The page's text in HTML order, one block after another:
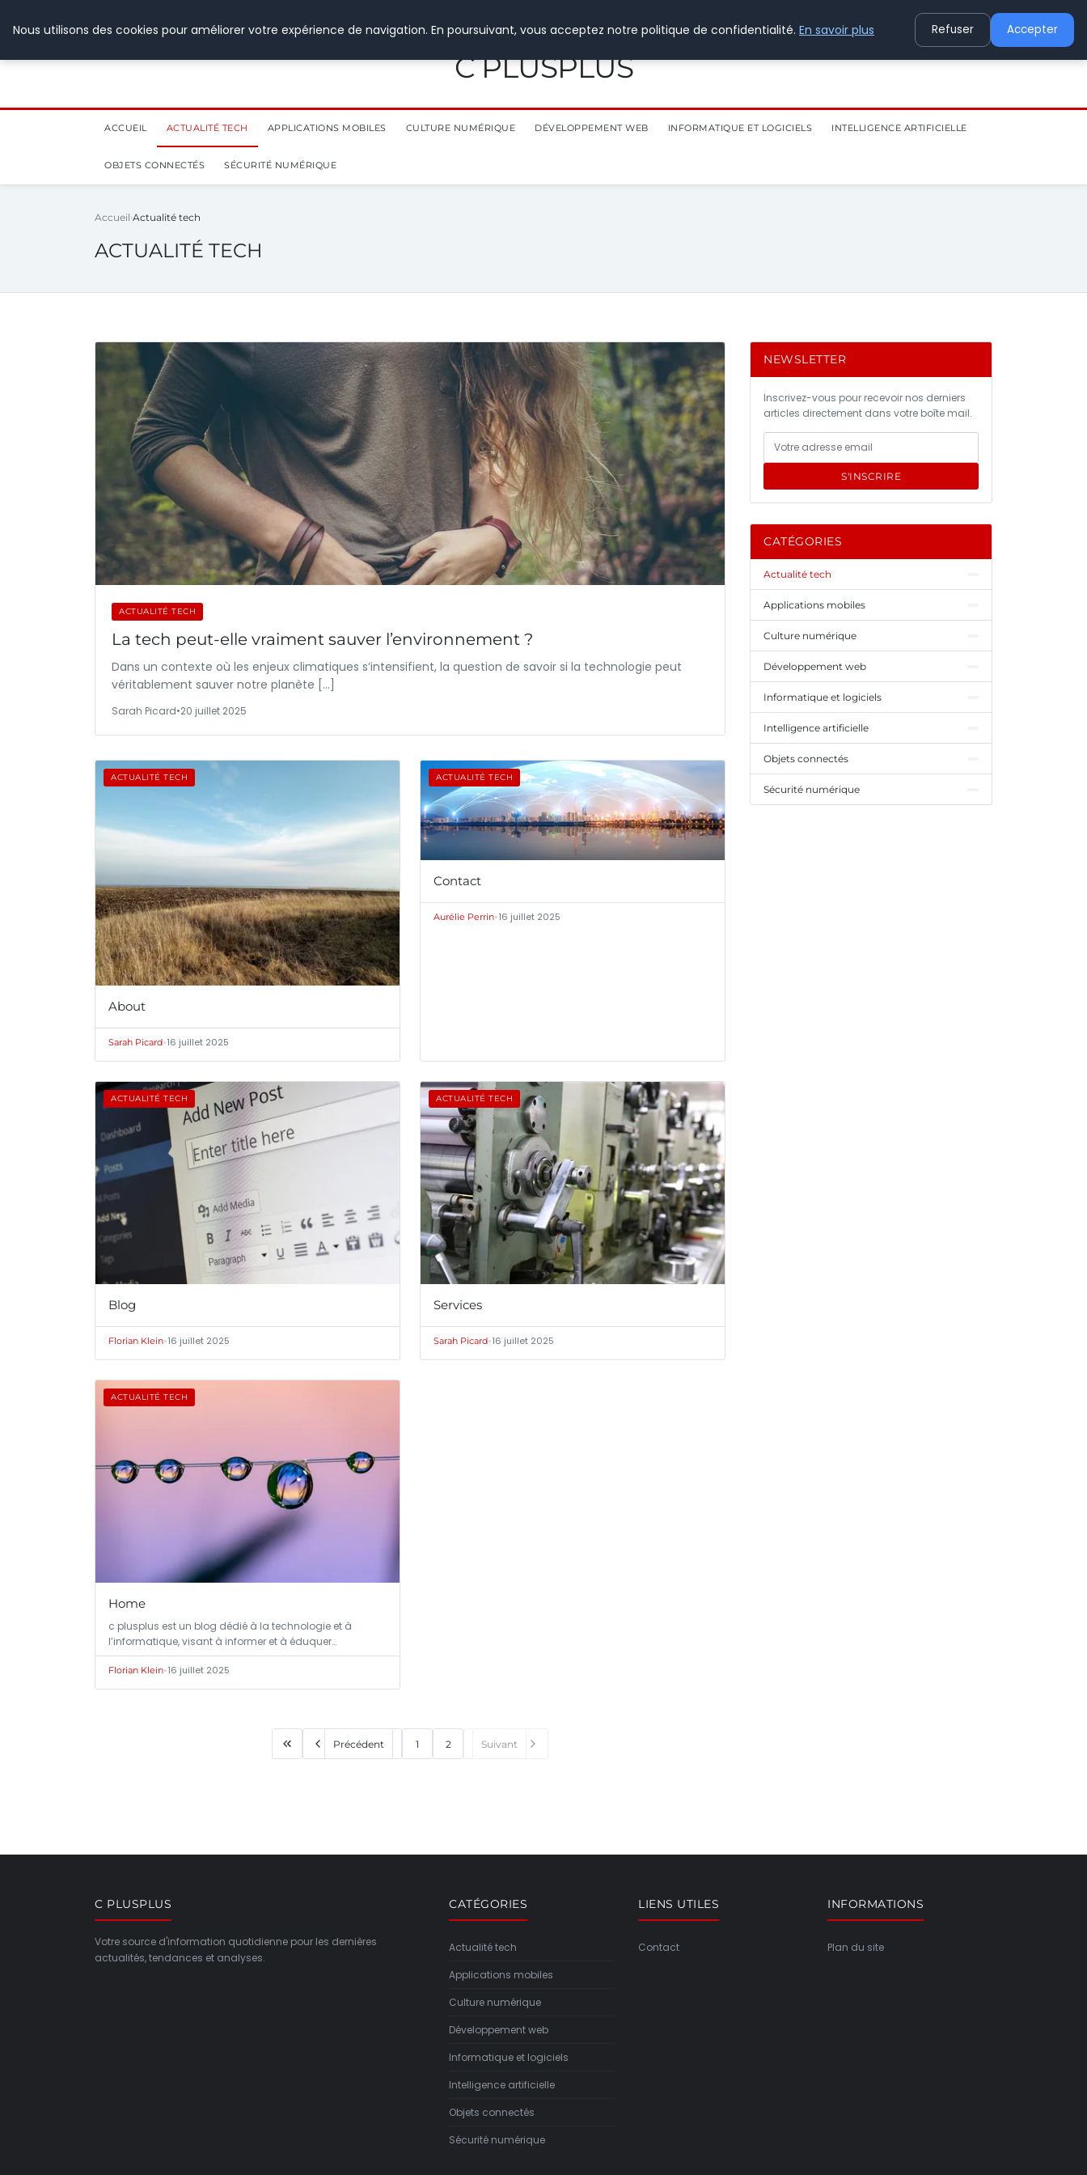
C PLUSPLUS
ACCUEIL ACTUALITÉ TECH APPLICATIONS MOBILES CULTURE NUMÉRIQUE DÉVELOPPEMENT WEB INFORMATIQUE ET LOGICIELS INTELLIGENCE ARTIFICIELLE
OBJETS CONNECTÉS SÉCURITÉ NUMÉRIQUE
Accueil Actualité tech
ACTUALITÉ TECH
ACTUALITÉ TECH
La tech peut-elle vraiment sauver l’environnement ?
Dans un contexte où les enjeux climatiques s’intensifient, la question de savoir si la technologie peut
véritablement sauver notre planète […]
Sarah Picard•20 juillet 2025
ACTUALITÉ TECH
About
Sarah Picard•16 juillet 2025
ACTUALITÉ TECH
Contact
Aurélie Perrin•16 juillet 2025
ACTUALITÉ TECH
Blog
Florian Klein•16 juillet 2025
ACTUALITÉ TECH
Services
Sarah Picard•16 juillet 2025
ACTUALITÉ TECH
Home
c plusplus est un blog dédié à la technologie et à
l’informatique, visant à informer et à éduquer…
Florian Klein•16 juillet 2025
Précédent 1 2 Suivant
NEWSLETTER
Inscrivez-vous pour recevoir nos derniers
articles directement dans votre boîte mail.
S'INSCRIRE
CATÉGORIES
Actualité tech
Applications mobiles
Culture numérique
Développement web
Informatique et logiciels
Intelligence artificielle
Objets connectés
Sécurité numérique
C PLUSPLUS
Votre source d'information quotidienne pour les dernières
actualités, tendances et analyses.
CATÉGORIES
Actualité tech
Applications mobiles
Culture numérique
Développement web
Informatique et logiciels
Intelligence artificielle
Objets connectés
Sécurité numérique
LIENS UTILES
Contact
INFORMATIONS
Plan du site
Nous utilisons des cookies pour améliorer votre expérience de navigation. En poursuivant, vous acceptez notre politique de confidentialité. En savoir plus Refuser Accepter